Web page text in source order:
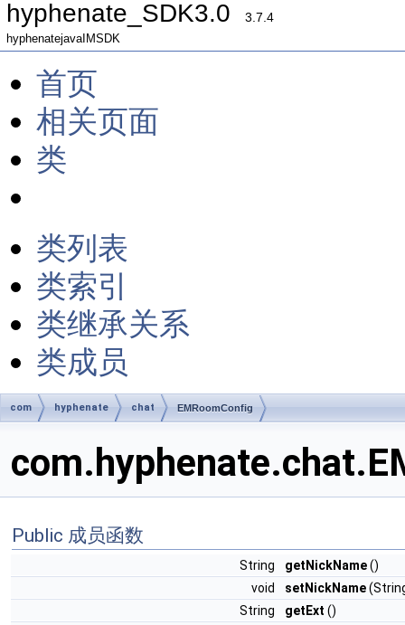
hyphenate_SDK3.0 3.7.4
hyphenatejavaIMSDK
首页
相关页面
类
类列表
类索引
类继承关系
类成员
com hyphenate chat EMRoomConfig
Public 成员函数
String getNickName()
void
setNickName
String
getExt ()